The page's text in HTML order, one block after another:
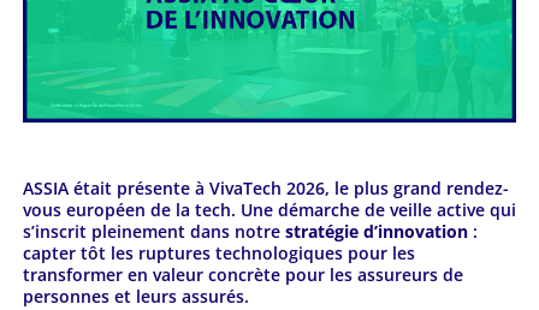
ASSIA était présente à VivaTech 2026, le plus grand rendez-
vous européen de la tech. Une démarche de veille active qui
s’inscrit pleinement dans notre stratégie d’innovation:
capter tôt les ruptures technologiques pour les
transformer en valeur concrète pour les assureurs de
personnes et leurs assurés.